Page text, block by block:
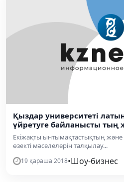
Қыздар университеті
үйретуге байланысты тың
Екіжақты ынтымақтастықтың және
өзекті мәселелерін талқылау...
19 қараша 2018•Шоу-бизнес